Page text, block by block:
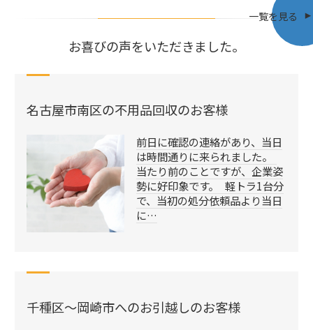
お喜びの声をいただきました。
一覧を見る
名古屋市南区の不用品回収のお客様
前日に確認の連絡があり、当日
は時間通りに来られました。
当たり前のことですが、企業姿
勢に好印象です。 軽トラ1台分
で、当初の処分依頼品より当日
に…
千種区～岡崎市へのお引越しのお客様